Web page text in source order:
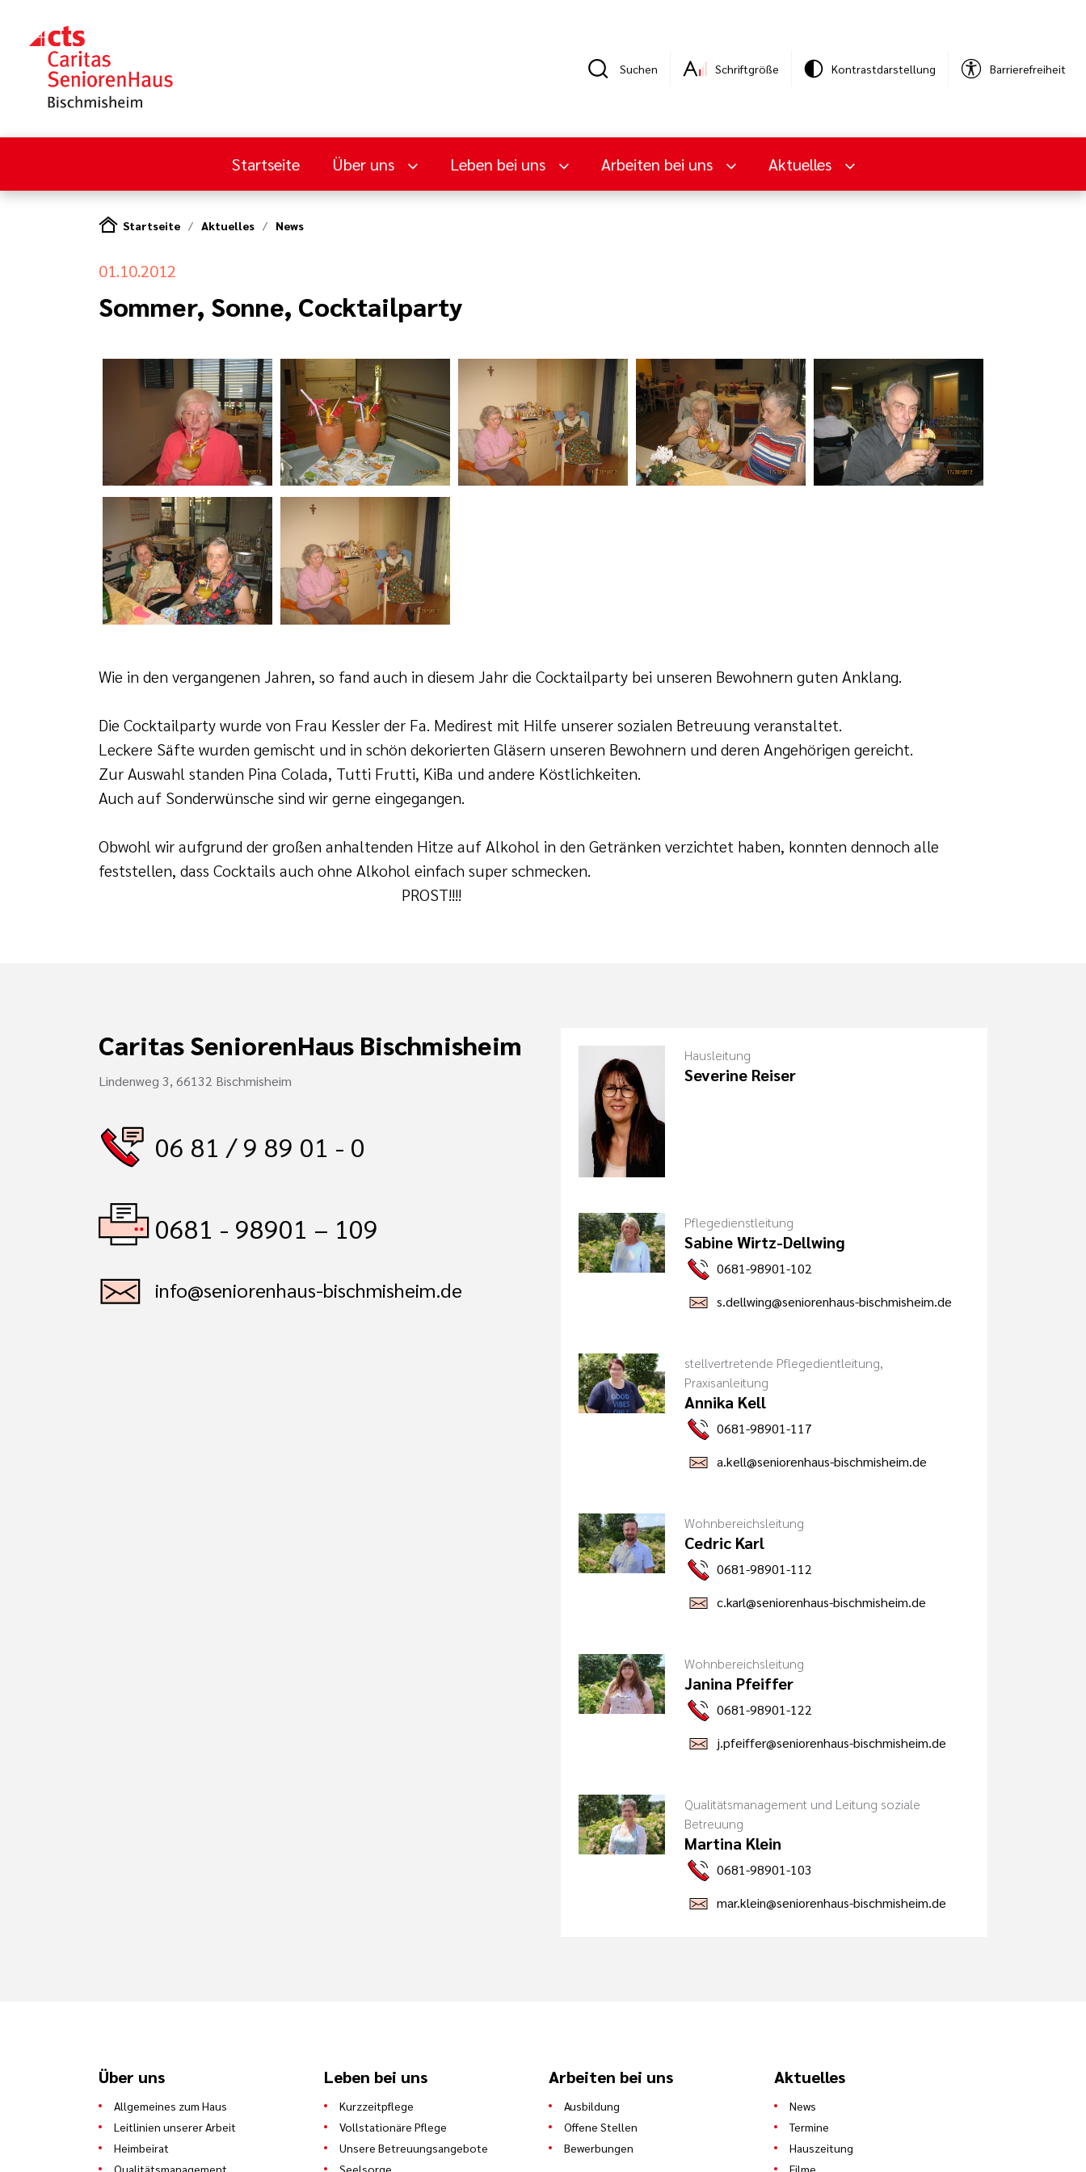
Suchen Schriftgröße Kontrastdarstellung Barrierefreiheit
Startseite Über uns Leben bei uns Arbeiten bei uns Aktuelles
Startseite Aktuelles News
01.10.2012
Sommer, Sonne, Cocktailparty
Wie in den vergangenen Jahren, so fand auch in diesem Jahr die Cocktailparty bei unseren Bewohnern guten Anklang.
Die Cocktailparty wurde von Frau Kessler der Fa. Medirest mit Hilfe unserer sozialen Betreuung veranstaltet.
Leckere Säfte wurden gemischt und in schön dekorierten Gläsern unseren Bewohnern und deren Angehörigen gereicht.
Zur Auswahl standen Pina Colada, Tutti Frutti, KiBa und andere Köstlichkeiten.
Auch auf Sonderwünsche sind wir gerne eingegangen.
Obwohl wir aufgrund der großen anhaltenden Hitze auf Alkohol in den Getränken verzichtet haben, konnten dennoch alle
feststellen, dass Cocktails auch ohne Alkohol einfach super schmecken.
PROST!!!!
Caritas SeniorenHaus Bischmisheim
Lindenweg 3, 66132 Bischmisheim
06 81 / 9 89 01 - 0
0681 - 98901 – 109
info@seniorenhaus-bischmisheim.de
Hausleitung
Severine Reiser
Pflegedienstleitung
Sabine Wirtz-Dellwing
0681-98901-102
s.dellwing@seniorenhaus-bischmisheim.de
stellvertretende Pflegedientleitung,
Praxisanleitung
Annika Kell
0681-98901-117
a.kell@seniorenhaus-bischmisheim.de
Wohnbereichsleitung
Cedric Karl
0681-98901-112
c.karl@seniorenhaus-bischmisheim.de
Wohnbereichsleitung
Janina Pfeiffer
0681-98901-122
j.pfeiffer@seniorenhaus-bischmisheim.de
Qualitätsmanagement und Leitung soziale
Betreuung
Martina Klein
0681-98901-103
mar.klein@seniorenhaus-bischmisheim.de
Über uns
Allgemeines zum Haus
Leitlinien unserer Arbeit
Heimbeirat
Qualitätsmanagement
Leben bei uns
Kurzzeitpflege
Vollstationäre Pflege
Unsere Betreuungsangebote
Seelsorge
Arbeiten bei uns
Ausbildung
Offene Stellen
Bewerbungen
Aktuelles
News
Termine
Hauszeitung
Filme